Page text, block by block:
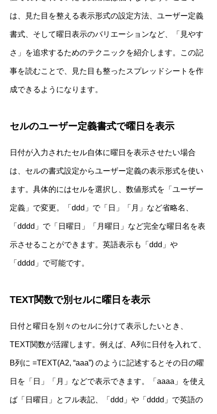
は、見た目を整える表示形式の設定方法、ユーザー定義
書式、そして曜日表示のバリエーションなど、「見やす
さ」を追求するためのテクニックを紹介します。この記
事を読むことで、見た目も整ったスプレッドシートを作
成できるようになります。
セルのユーザー定義書式で曜日を表示
日付が入力されたセル自体に曜日を表示させたい場合
は、セルの書式設定からユーザー定義の表示形式を使い
ます。具体的にはセルを選択し、数値形式を「ユーザー
定義」で変更。「ddd」で「日」「月」など省略名、
「dddd」で「日曜日」「月曜日」など完全な曜日名を表
示させることができます。英語表示も「ddd」や
「dddd」で可能です。
TEXT関数で別セルに曜日を表示
日付と曜日を別々のセルに分けて表示したいとき、
TEXT関数が活躍します。例えば、A列に日付を入れて、
B列に =TEXT(A2, “aaa”) のように記述するとその日の曜
日を「日」「月」などで表示できます。「aaaa」を使え
ば「日曜日」とフル表記、「ddd」や「dddd」で英語の